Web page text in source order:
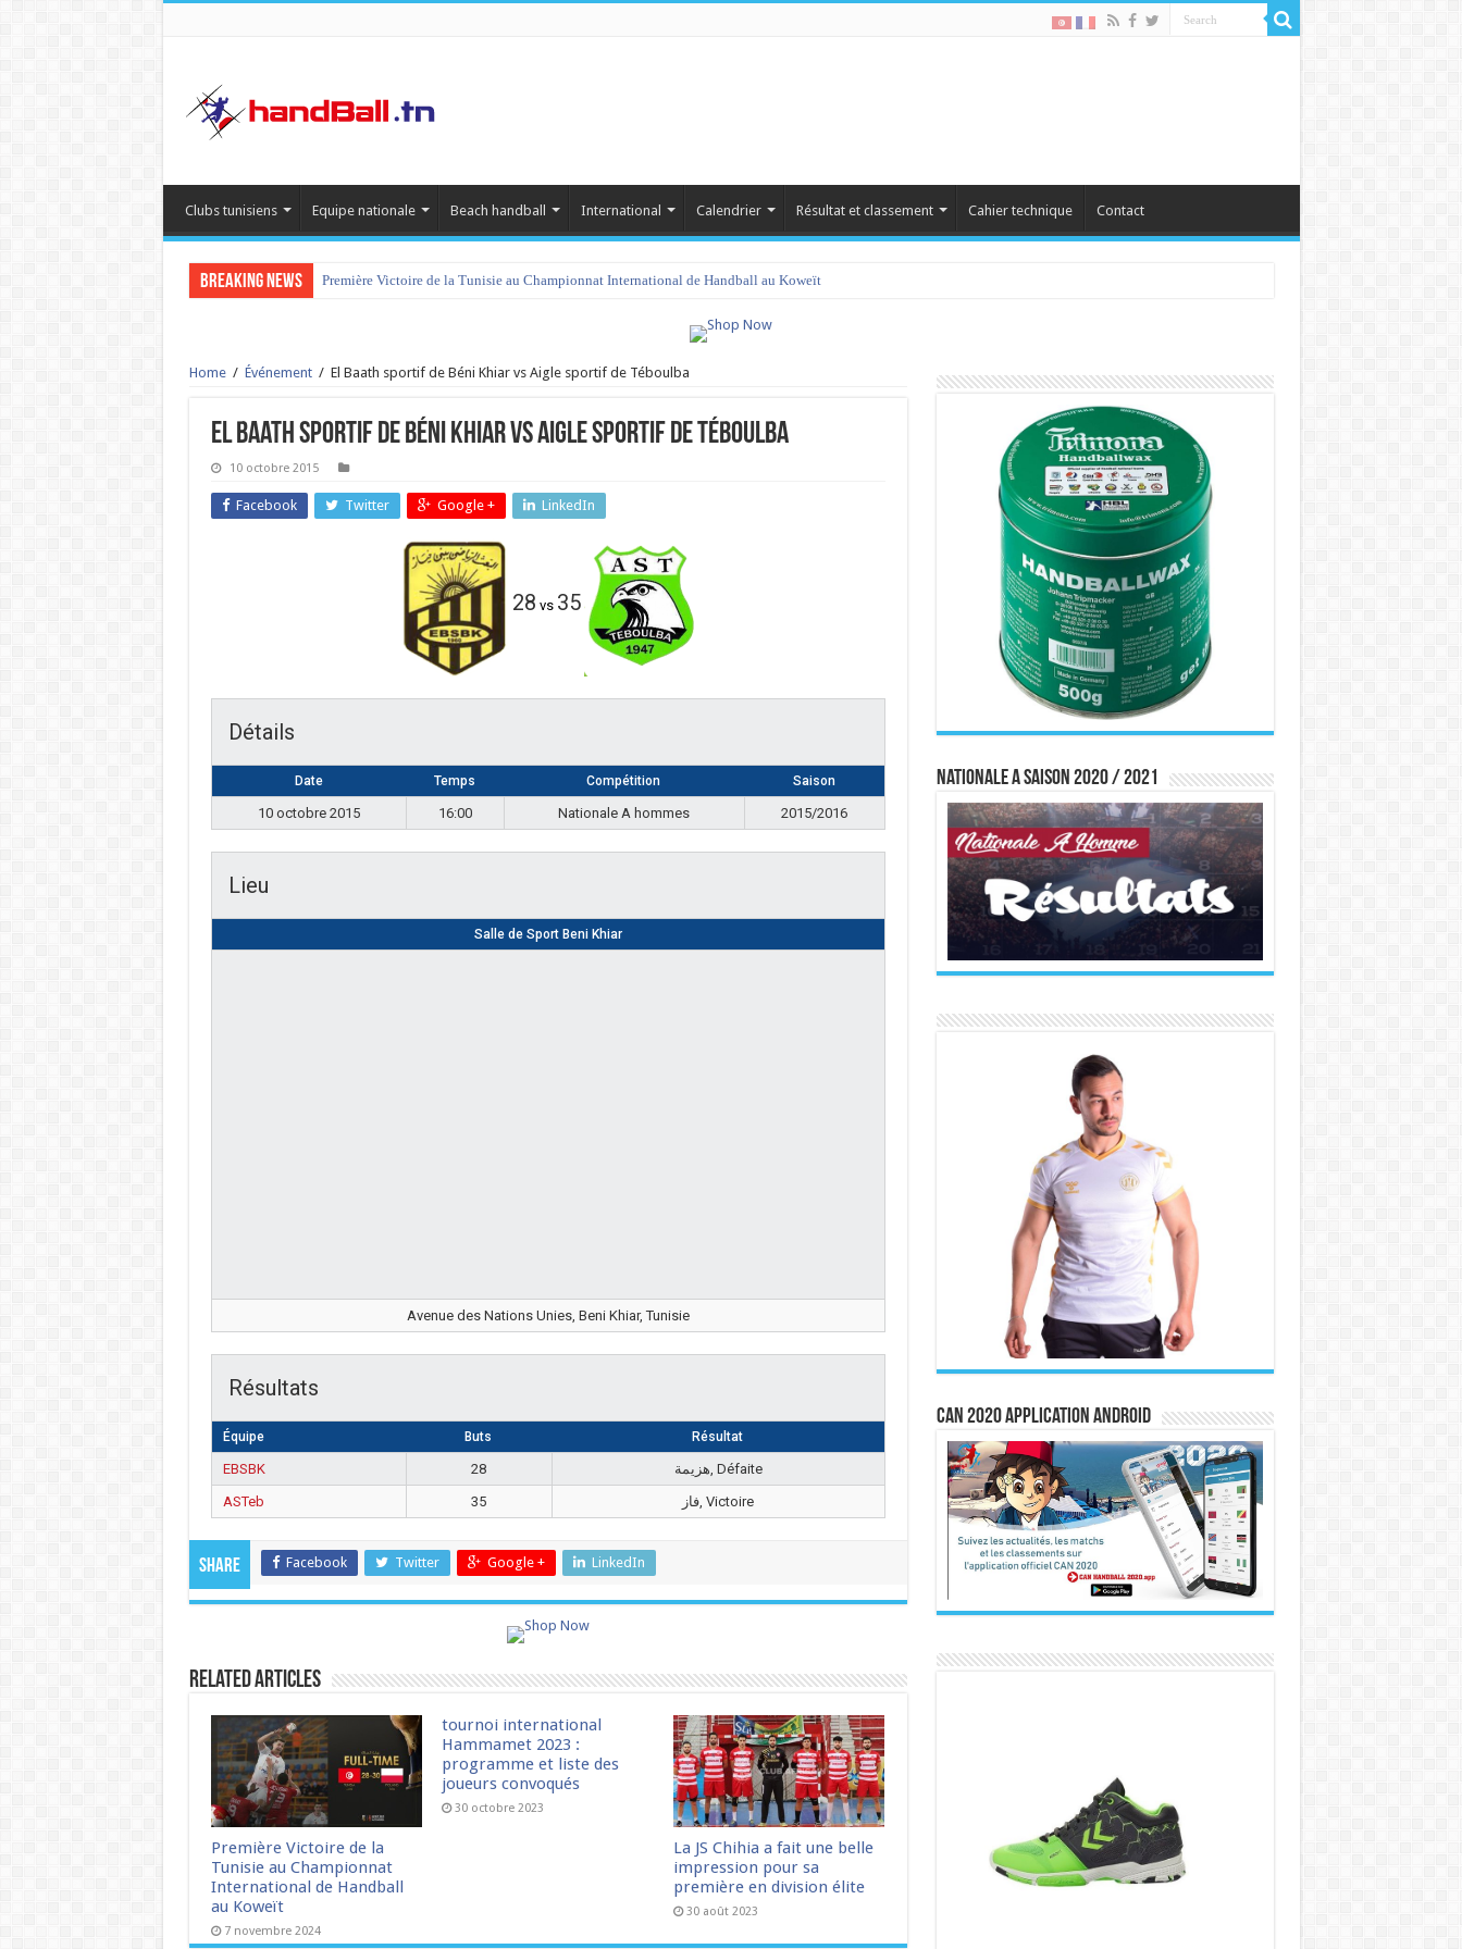
Clubs tunisiens Equipe nationale Beach handball International Calendrier Résultat et classement Cahier technique Contact
Breaking News Première Victoire de la Tunisie au Championnat International de Handball au Koweït
Home / Événement / El Baath sportif de Béni Khiar vs Aigle sportif de Téboulba
El Baath sportif de Béni Khiar vs Aigle sportif de Téboulba
10 octobre 2015
Facebook Twitter Google + LinkedIn
28 vs 35
Détails
Date Temps Compétition Saison
10 octobre 2015 16:00 Nationale A hommes 2015/2016
Lieu
Salle de Sport Beni Khiar
Avenue des Nations Unies, Beni Khiar, Tunisie
Résultats
Équipe Buts Résultat
EBSBK 28
هزيمة, Défaite
ASTeb
35 فاز, Victoire
Share Facebook Twitter Google + LinkedIn
Related Articles
Première Victoire de la
Tunisie au Championnat
International de Handball
au Koweït
7 novembre 2024
tournoi international
Hammamet 2023 :
programme et liste des
joueurs convoqués
30 octobre 2023
La JS Chihia a fait une belle
impression pour sa
première en division élite
30 août 2023
Nationale A saison 2020 / 2021
CAN 2020 Application Android